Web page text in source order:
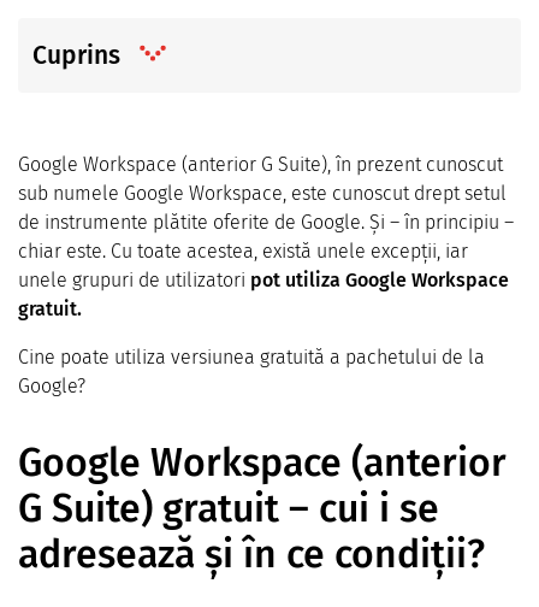
Cuprins
Google Workspace (anterior G Suite), în prezent cunoscut
sub numele Google Workspace, este cunoscut drept setul
de instrumente plătite oferite de Google. Și – în principiu –
chiar este. Cu toate acestea, există unele excepții, iar
unele grupuri de utilizatori pot utiliza Google Workspace
gratuit.
Cine poate utiliza versiunea gratuită a pachetului de la
Google?
Google Workspace (anterior
G Suite) gratuit – cui i se
adresează și în ce condiții?